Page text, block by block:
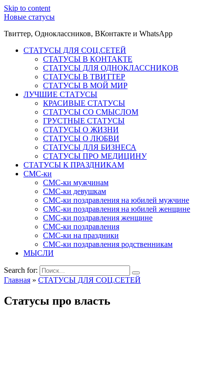
Skip to content
Новые статусы
Твиттер, Одноклассников, ВКонтакте и WhatsApp
СТАТУСЫ ДЛЯ СОЦ.СЕТЕЙ
СТАТУСЫ В КОНТАКТЕ
СТАТУСЫ ДЛЯ ОДНОКЛАССНИКОВ
СТАТУСЫ В ТВИТТЕР
СТАТУСЫ В МОЙ МИР
ЛУЧШИЕ СТАТУСЫ
КРАСИВЫЕ СТАТУСЫ
СТАТУСЫ СО СМЫСЛОМ
ГРУСТНЫЕ СТАТУСЫ
СТАТУСЫ О ЖИЗНИ
СТАТУСЫ О ЛЮБВИ
СТАТУСЫ ДЛЯ БИЗНЕСА
СТАТУСЫ ПРО МЕДИЦИНУ
СТАТУСЫ К ПРАЗДНИКАМ
СМС-ки
СМС-ки мужчинам
СМС-ки девушкам
СМС-ки поздравления на юбилей мужчине
СМС-ки поздравления на юбилей женщине
СМС-ки поздравления женщине
СМС-ки поздравления
СМС-ки на праздники
СМС-ки поздравления родственникам
МЫСЛИ
Search for:
Главная » СТАТУСЫ ДЛЯ СОЦ.СЕТЕЙ
Статусы про власть